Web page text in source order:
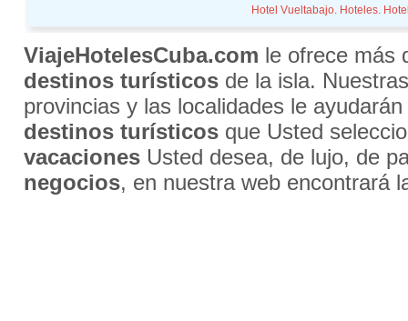
Hotel Vueltabajo. Hoteles.
ViajeHotelesCuba.com le ofrece más
destinos turísticosde la isla.
provincias y las localidades le
destinos turísticosque Usted
vacacionesUsted desea, de lujo, de
negocios, en nuestra web encontrará